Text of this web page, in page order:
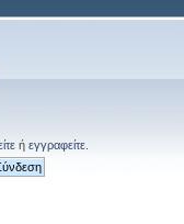
ή εγγραφείτε